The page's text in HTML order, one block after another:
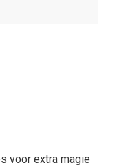
voor extra magie